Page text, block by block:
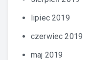
lipiec 2019
czerwiec 2019
maj 2019